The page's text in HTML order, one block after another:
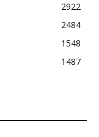
2922
2484
1548
1487